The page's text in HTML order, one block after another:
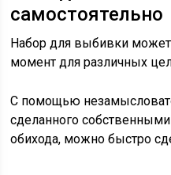
самостоятельно
Набор для выбивки
момент для различных
С помощью
сделанного
обихода, можно быстро